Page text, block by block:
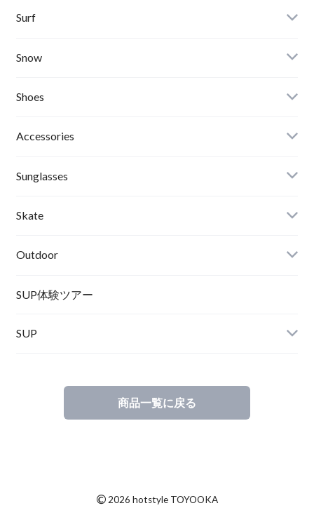
Banks Journal
Critical Slide(TCSS)
Afends
Roial
RVCA
ACER
Turn Me On
KAYA
Surf
Surfboards
Wetsuits,Rush Guard
Winter Goods
Snow
Board
Binding
Boots
Bc Gear
Goggle
Helmet
SOX
Shoes
Sandals
Shoes
Winter Shoes
Accessories
Other
Sunglasses
Skate
Outdoor
Norrona
SUP体験ツアー
SUP
商品一覧に戻る
© 2026 hotstyle TOYOOKA